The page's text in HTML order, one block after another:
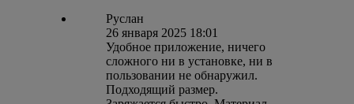
Руслан
26 января 2025 18:01
Удобное приложение, ничего
сложного ни в установке, ни в
пользовании не обнаружил.
Подходящий размер.